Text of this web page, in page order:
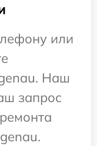
или
Наш
запрос